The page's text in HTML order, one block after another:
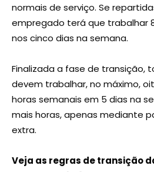
normais de serviço. Se
empregado terá que trabalhar
nos cinco dias na semana.
Finalizada a fase de transição,
devem trabalhar, no máximo,
horas semanais em 5 dias na
mais horas, apenas mediante
extra.
Veja as regras de transição